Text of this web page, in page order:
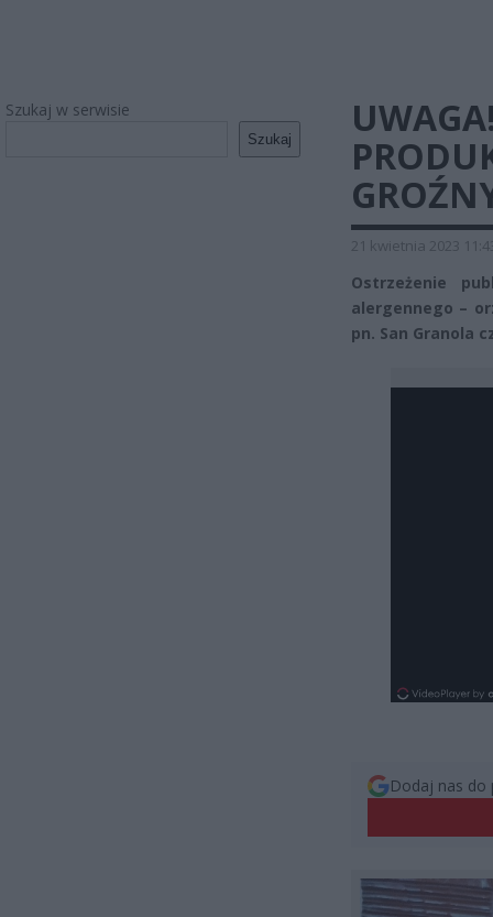
Szukaj w serwisie
Szukaj
21 kwietnia 2023
Ostrzeżenie
alergennego –
pn. San Granola
Dodaj nas do